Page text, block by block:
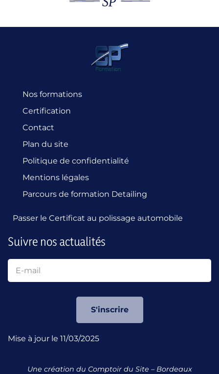
Nos formations
Certification
Contact
Plan du site
Politique de confidentialité
Mentions légales
Parcours de formation Detailing
Passer le Certificat au polissage automobile
Suivre nos actualités
S'inscrire
Mise à jour le 11/03/2025
Une création du Comptoir du Site – Bordeaux